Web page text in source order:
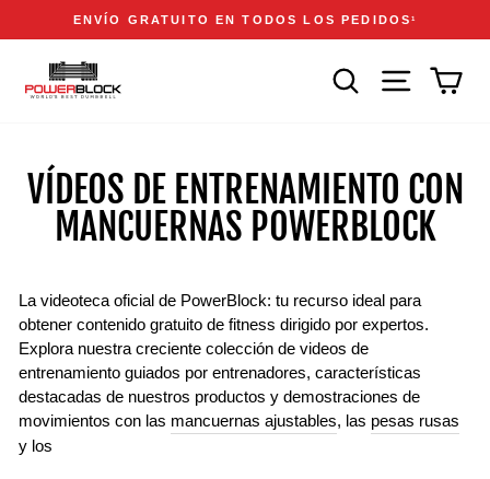
contenido
diapositivas
Announcements
ENVÍO GRATUITO EN TODOS LOS PEDIDOS1
BUSCAR NAVEGACIÓN
VÍDEOS DE ENTRENAMIENTO CON
MANCUERNAS POWERBLOCK
La videoteca oficial de PowerBlock: tu recurso ideal para
obtener contenido gratuito de fitness dirigido por expertos.
Explora nuestra creciente colección de videos de
entrenamiento guiados por entrenadores, características
destacadas de nuestros productos y demostraciones de
movimientos con las mancuernas ajustables, las pesas rusas
y los